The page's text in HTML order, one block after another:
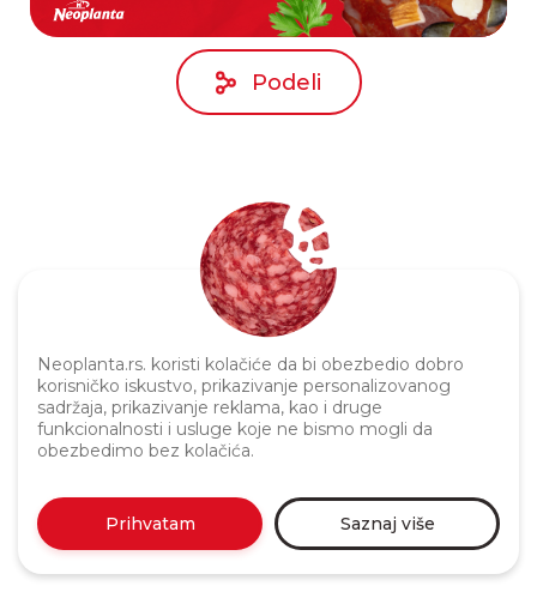
Neoplanta.rs. koristi kolačiće da bi obezbedio dobro
korisničko iskustvo, prikazivanje personalizovanog
sadržaja, prikazivanje reklama, kao i druge
funkcionalnosti i usluge koje ne bismo mogli da
obezbedimo bez kolačića.
Prihvatam Saznaj više
Podeli
Politika privatnosti